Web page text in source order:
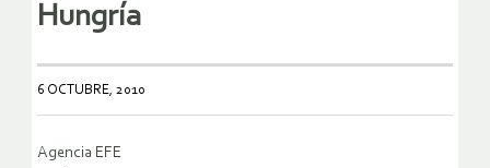
Hungría
6 OCTUBRE, 2010
Agencia EFE